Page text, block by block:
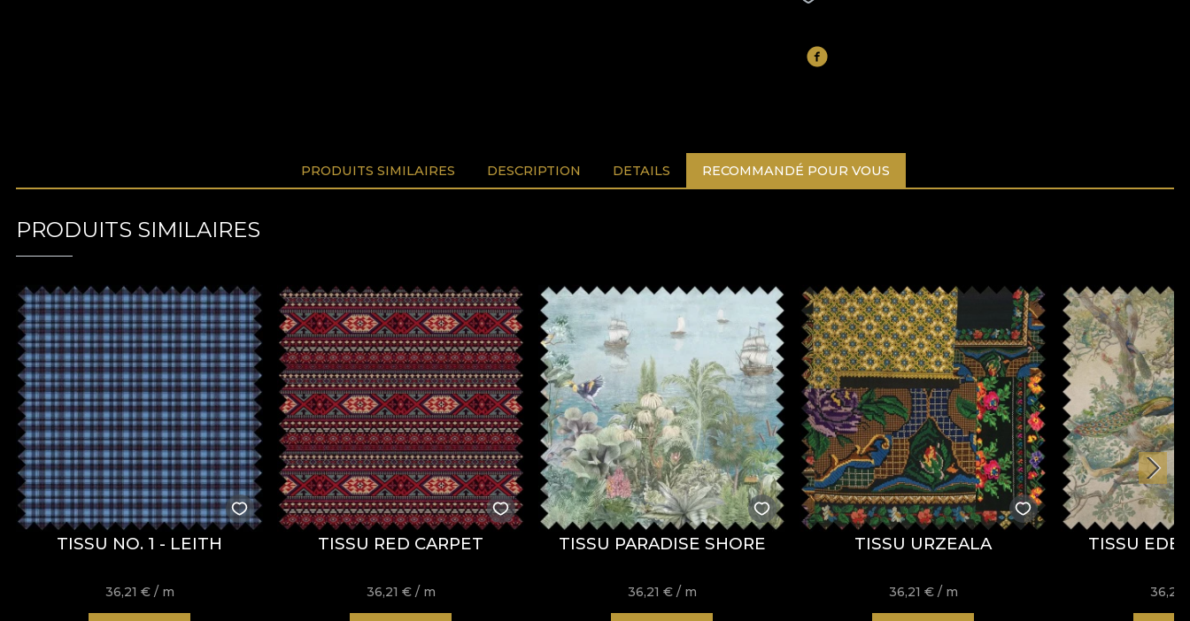
PRODUITS SIMILAIRES DESCRIPTION DETAILS RECOMMANDÉ POUR VOUS
PRODUITS SIMILAIRES
TISSU NO. 1 - LEITH
36,21 € / m
TISSU RED CARPET
36,21 € / m
TISSU PARADISE SHORE
36,21 € / m
TISSU URZEALA
36,21 € / m
TISSU
36,21